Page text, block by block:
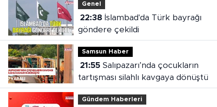
Genel
22:38İslambad'da Türk bayrağı
göndere çekildi
Samsun Haber
21:55Salıpazarı’nda çocukların
tartışması silahlı kavgaya dönüştü
Gündem Haberleri